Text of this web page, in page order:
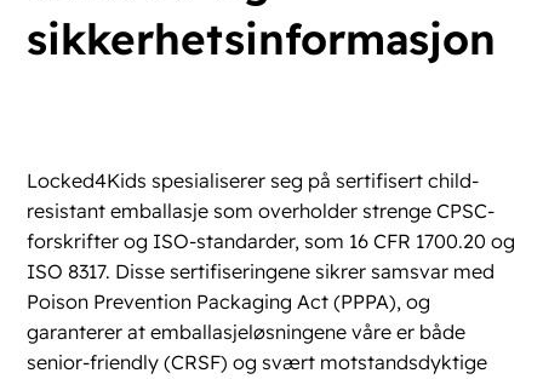
sikkerhetsinformasjon
Locked4Kids spesialiserer seg på sertifisert child-
resistant emballasje som overholder strenge CPSC-
forskrifter og ISO-standarder, som 16 CFR 1700.20 og
ISO 8317. Disse sertifiseringene sikrer samsvar med
Poison Prevention Packaging Act (PPPA), og
garanterer at emballasjeløsningene våre er både
senior-friendly (CRSF) og svært motstandsdyktige